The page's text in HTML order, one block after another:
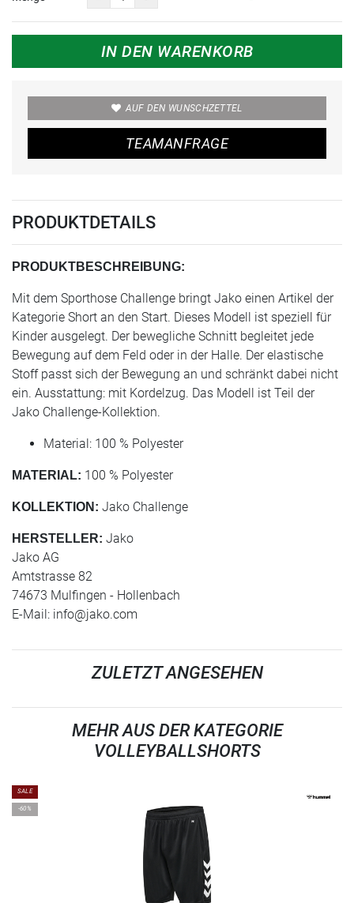
IN DEN WARENKORB
AUF DEN WUNSCHZETTEL
TEAMANFRAGE
PRODUKTDETAILS
PRODUKTBESCHREIBUNG:
Mit dem Sporthose Challenge bringt Jako einen Artikel der
Kategorie Short an den Start. Dieses Modell ist speziell für
Kinder ausgelegt. Der bewegliche Schnitt begleitet jede
Bewegung auf dem Feld oder in der Halle. Der elastische
Stoff passt sich der Bewegung an und schränkt dabei nicht
ein. Ausstattung: mit Kordelzug. Das Modell ist Teil der
Jako Challenge-Kollektion.
Material: 100 % Polyester
MATERIAL: 100 % Polyester
KOLLEKTION: Jako Challenge
HERSTELLER: Jako
Jako AG
Amtstrasse 82
74673 Mulfingen - Hollenbach
E-Mail: info@jako.com
ZULETZT ANGESEHEN
MEHR AUS DER KATEGORIE
VOLLEYBALLSHORTS
SALE
-60%